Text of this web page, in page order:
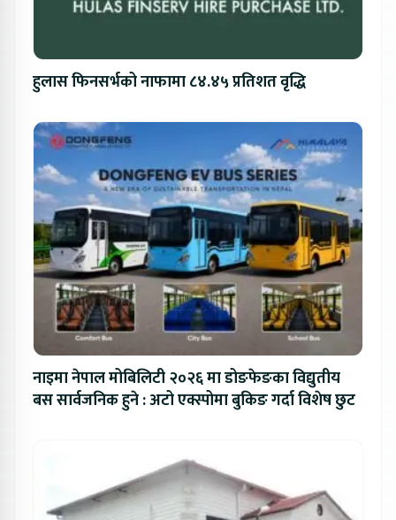
हुलास फिनसर्भको नाफामा ८४.४५ प्रतिशत वृद्धि
नाइमा नेपाल मोबिलिटी २०२६ मा डोङफेङका विद्युतीय
बस सार्वजनिक हुने : अटो एक्स्पोमा बुकिङ गर्दा विशेष छुट